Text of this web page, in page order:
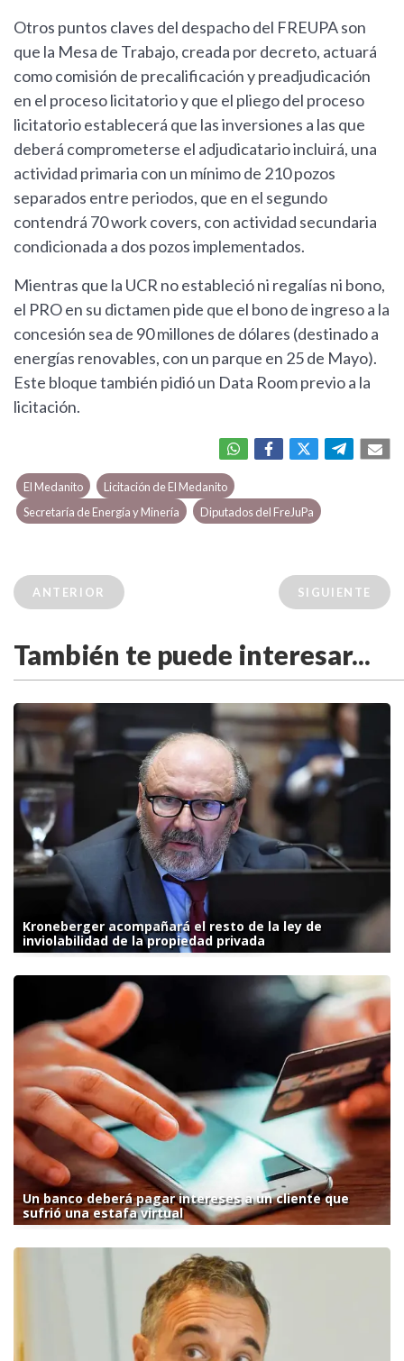
Otros puntos claves del despacho del FREUPA son
que la Mesa de Trabajo, creada por decreto, actuará
como comisión de precalificación y preadjudicación
en el proceso licitatorio y que el pliego del proceso
licitatorio establecerá que las inversiones a las que
deberá comprometerse el adjudicatario incluirá, una
actividad primaria con un mínimo de 210 pozos
separados entre periodos, que en el segundo
contendrá 70 work covers, con actividad secundaria
condicionada a dos pozos implementados.
Mientras que la UCR no estableció ni regalías ni bono,
el PRO en su dictamen pide que el bono de ingreso a la
concesión sea de 90 millones de dólares (destinado a
energías renovables, con un parque en 25 de Mayo).
Este bloque también pidió un Data Room previo a la
licitación.
El Medanito
Licitación de El Medanito
Secretaría de Energía y Minería
Diputados del FreJuPa
ANTERIOR SIGUIENTE
También te puede interesar...
Kroneberger acompañará el resto de la ley de
inviolabilidad de la propiedad privada
Un banco deberá pagar intereses a un cliente que
sufrió una estafa virtual